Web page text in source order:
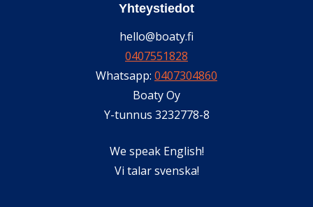
Yhteystiedot
hello@boaty.fi
0407551828
Whatsapp: 0407304860
Boaty Oy
Y-tunnus 3232778-8
We speak English!
Vi talar svenska!